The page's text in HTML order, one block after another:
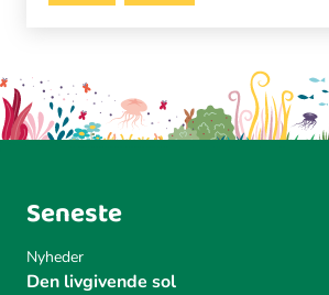
Seneste
Nyheder
Den livgivende sol